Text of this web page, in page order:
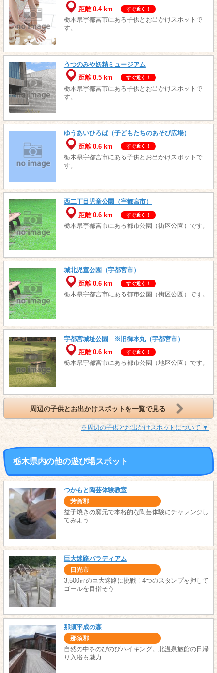
距離 0.4 km
すぐ近く！
栃木県宇都宮市にある子供とお出かけスポットで
す。
うつのみや妖精ミュージアム
距離 0.5 km
すぐ近く！
栃木県宇都宮市にある子供とお出かけスポットで
す。
ゆうあいひろば（子どもたちのあそび広場）
距離 0.6 km
すぐ近く！
栃木県宇都宮市にある子供とお出かけスポットで
す。
西二丁目児童公園（宇都宮市）
距離 0.6 km
すぐ近く！
栃木県宇都宮市にある都市公園（街区公園）です。
城北児童公園（宇都宮市）
距離 0.6 km
すぐ近く！
栃木県宇都宮市にある都市公園（街区公園）です。
宇都宮城址公園 ※旧御本丸（宇都宮市）
距離 0.6 km
すぐ近く！
栃木県宇都宮市にある都市公園（地区公園）です。
周辺の子供とお出かけスポットを一覧で見る
※周辺の子供とお出かけスポットについて ▼
栃木県内の他の遊び場スポット
つかもと陶芸体験教室
芳賀郡
益子焼きの窯元で本格的な陶芸体験にチャレンジし
てみよう
巨大迷路パラディアム
日光市
3,500㎡の巨大迷路に挑戦！4つのスタンプを押して
ゴールを目指そう
那須平成の森
那須郡
自然の中をのびのびハイキング。北温泉旅館の日帰
り入浴も魅力